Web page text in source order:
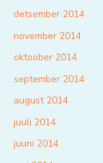
detsember 2014
november 2014
oktoober 2014
september 2014
august 2014
juuli 2014
juuni 2014